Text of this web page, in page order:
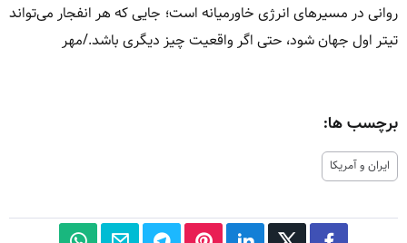
روانی در مسیرهای انرژی خاورمیانه است؛ جایی که هر انفجار می‌تواند
تیتر اول جهان شود، حتی اگر واقعیت چیز دیگری باشد./مهر
برچسب ها:
ایران و آمریکا